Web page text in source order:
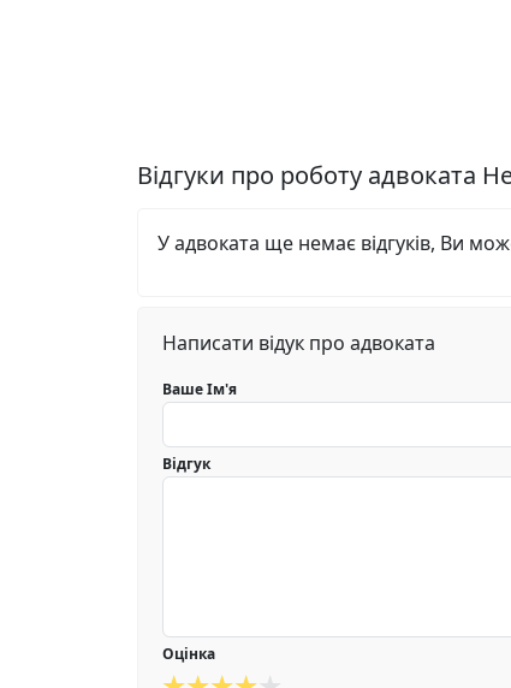
Відгуки про роботу адвоката
У адвоката ще немає відгуків, Ви
Написати відук про адвоката
Ваше Ім'я
Відгук
Оцінка